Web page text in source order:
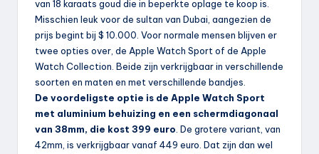
van 18 karaats goud die in beperkte oplage te koop is.
Misschien leuk voor de sultan van Dubai, aangezien de
prijs begint bij $ 10.000. Voor normale mensen blijven er
twee opties over, de Apple Watch Sport of de Apple
Watch Collection. Beide zijn verkrijgbaar in verschillende
soorten en maten en met verschillende bandjes.
De voordeligste optie is de Apple Watch Sport
met aluminium behuizing en een schermdiagonaal
van 38mm, die kost 399 euro . De grotere variant, van
42mm, is verkrijgbaar vanaf 449 euro. Dat zijn dan wel